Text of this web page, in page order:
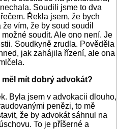
Soudili jsme to dva
Řekla jsem, že bych
vím, že by soud soudil
soudit. Ale ono není. Je
Soudkyně zrudla. Pověděla
jak zahájila řízení, ale ona
mít dobrý advokát?
Byla jsem v advokacii dlouho,
penězi, to mě
že by advokát sáhnul na
To je příšerné a